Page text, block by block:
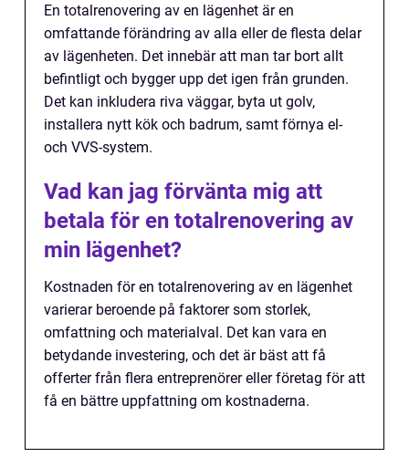
En totalrenovering av en lägenhet är en
omfattande förändring av alla eller de flesta delar
av lägenheten. Det innebär att man tar bort allt
befintligt och bygger upp det igen från grunden.
Det kan inkludera riva väggar, byta ut golv,
installera nytt kök och badrum, samt förnya el-
och VVS-system.
Vad kan jag förvänta mig att
betala för en totalrenovering av
min lägenhet?
Kostnaden för en totalrenovering av en lägenhet
varierar beroende på faktorer som storlek,
omfattning och materialval. Det kan vara en
betydande investering, och det är bäst att få
offerter från flera entreprenörer eller företag för att
få en bättre uppfattning om kostnaderna.